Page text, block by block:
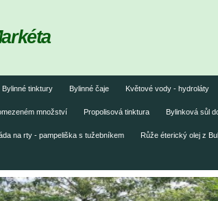
Bylinné tinktury Bylinné čaje Květové vody - hydroláty
množství Propolisová tinktura Bylinková sůl
na rty - pampeliška s tužebníkem Růže éterický olej z